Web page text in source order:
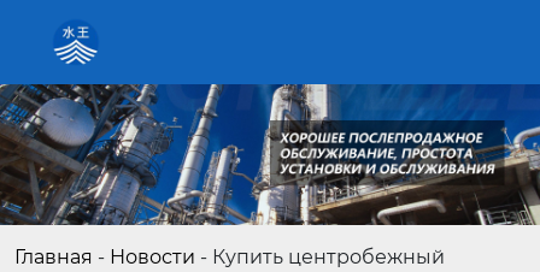
Главная - Новости - Купить центробежный